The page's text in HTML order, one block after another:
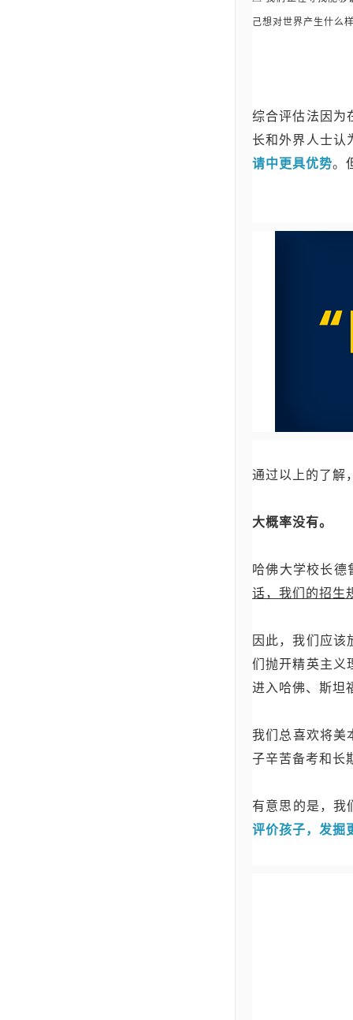
己想对世界产生什么
综合评估法因为
长和外界人士认
请中更具优势。
通过以上的了解
大概率没有。
哈佛大学校长德
话，我们的招生
因此，我们应该
们抛开精英主义
进入哈佛、斯坦
我们总喜欢将美
子辛苦备考和长
有意思的是，我
评价孩子，发掘